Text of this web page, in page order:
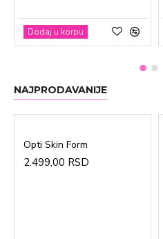
Dodaj u korpu
NAJPRODAVANIJE
Opti Skin Form
2.499,00 RSD